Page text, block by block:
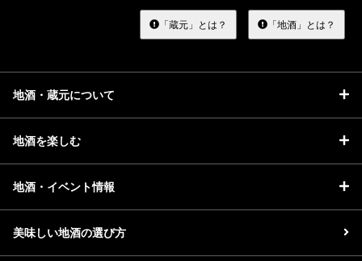
る
「蔵元」とは？ 「地酒」とは？
地酒・蔵元について
地酒を楽しむ
地酒・イベント情報
美味しい地酒の選び方